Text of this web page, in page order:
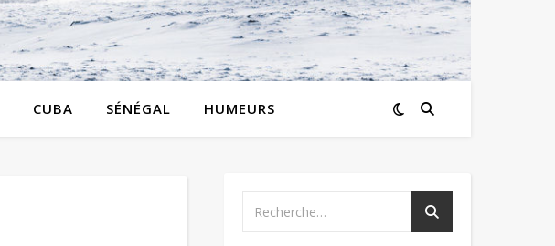
CUBA SÉNÉGAL HUMEURS